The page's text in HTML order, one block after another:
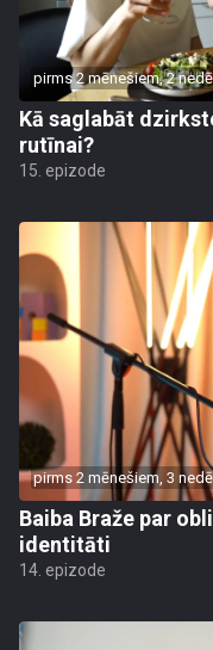
pirms 2 mēnešiem, 2
Kā saglabāt
rutīnai?
15. epizode
pirms 2 mēnešiem, 3
Baiba Braže par
identitāti
14. epizode